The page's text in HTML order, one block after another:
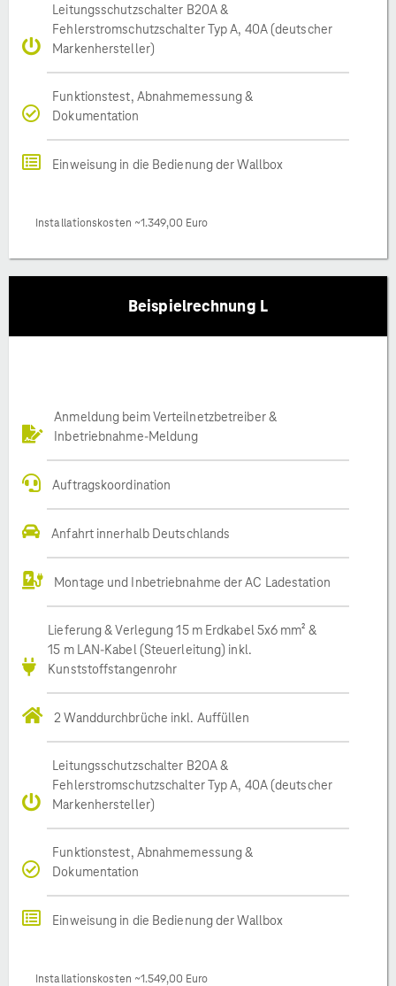
Leitungsschutzschalter B20A &
Fehlerstromschutzschalter Typ A, 40A (deutscher
Markenhersteller)
Funktionstest, Abnahmemessung &
Dokumentation
Einweisung in die Bedienung der Wallbox
Installationskosten ~1.349,00 Euro
Beispielrechnung L
Anmeldung beim Verteilnetzbetreiber &
Inbetriebnahme-Meldung
Auftragskoordination
Anfahrt innerhalb Deutschlands
Montage und Inbetriebnahme der AC Ladestation
Lieferung & Verlegung 15 m Erdkabel 5x6 mm² &
15 m LAN-Kabel (Steuerleitung) inkl.
Kunststoffstangenrohr
2 Wanddurchbrüche inkl. Auffüllen
Leitungsschutzschalter B20A &
Fehlerstromschutzschalter Typ A, 40A (deutscher
Markenhersteller)
Funktionstest, Abnahmemessung &
Dokumentation
Einweisung in die Bedienung der Wallbox
Installationskosten ~1.549,00 Euro